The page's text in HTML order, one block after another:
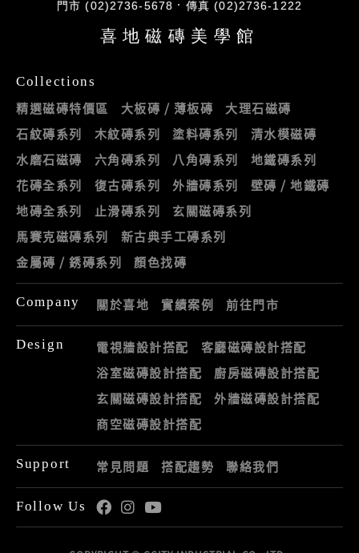
門市 (02)2736-5678 傳真 (02)2736-1222
喜地磁磚美學館
Collections
精選磁磚特價區 大板磚 / 薄板磚
大理石磁磚
石紋磚系列
木紋磚系列 塗料磚系列
清水模磁磚
水磨石磁磚
六角磚系列 八角磚系列
地鐵磚系列
花磚全系列
復古磚系列 外牆磚系列
壁磚 / 地鐵磚
地磚全系列
止滑磚系列
玄關磁磚系列
馬賽克磁磚系列
新古典手工磚系列
金屬磚 / 銹磚系列
顏色找磚
Company 關於喜地 實績案例 前往門市
Design 電視牆設計搭配
客廳磁磚設計搭配
浴室磁磚設計搭配
廚房磁磚設計搭配
玄關磁磚設計搭配
外牆磁磚設計搭配
商空磁磚設計搭配
Support 常見問題 搭配趨勢 聯絡我們
Follow Us